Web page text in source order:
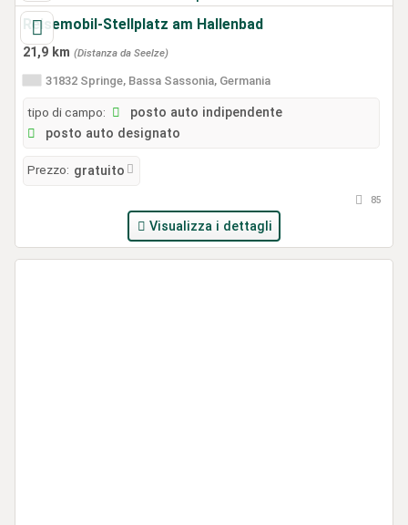
Reisemobil-Stellplatz am Hallenbad
21,9 km (Distanza da Seelze)
31832 Springe, Bassa Sassonia, Germania
tipo di campo:
posto auto indipendente
posto auto designato
Prezzo: gratuito
85
Visualizza i dettagli